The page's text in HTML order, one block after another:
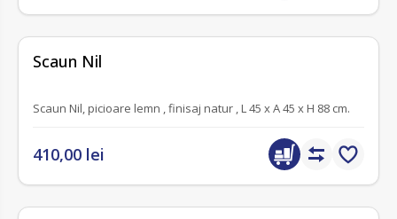
Scaun Nil
Scaun Nil, picioare lemn , finisaj natur , L 45 x A 45 x H 88 cm.
410,00 lei